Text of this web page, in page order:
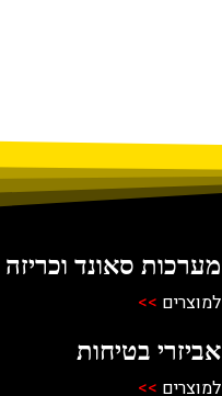
מערכות סאונד וכריזה
למוצרים >>
אביזרי בטיחות
למוצרים >>